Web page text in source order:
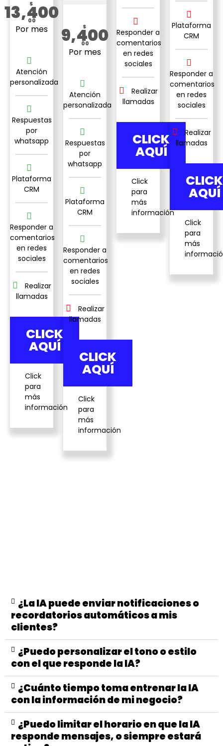
$
13,400
00
Por mes
Atención
personalizada
Respuestas
por
whatsapp
Plataforma
CRM
Responder a
comentarios
en redes
sociales
Realizar
llamadas
CLICK
AQUÍ
Click
para
más
información
$
9,400
00
Por mes
Atención
personalizada
Respuestas
por
whatsapp
Plataforma
CRM
Responder a
comentarios
en redes
sociales
Realizar
llamadas
CLICK
AQUÍ
Click
para
más
información
Responder a
comentarios
en redes
sociales
Realizar
llamadas
CLICK
AQUÍ
Click
para
más
información
Plataforma
CRM
Responder a
comentarios
en redes
sociales
Realizar
llamadas
CLICK
AQUÍ
Click
para
más
¿La IA puede enviar notificaciones o
recordatorios automáticos a mis
clientes?
¿Puedo personalizar el tono o estilo
con el que responde la IA?
¿Cuánto tiempo toma entrenar la IA
con la información de mi negocio?
¿Puedo limitar el horario en que la IA
responde mensajes, o siempre estará